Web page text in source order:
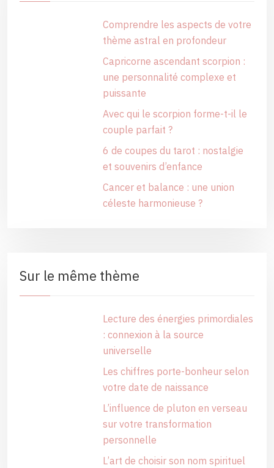
Comprendre les aspects de votre
thème astral en profondeur
Capricorne ascendant scorpion :
une personnalité complexe et
puissante
Avec qui le scorpion forme-t-il le
couple parfait ?
6 de coupes du tarot : nostalgie
et souvenirs d’enfance
Cancer et balance : une union
céleste harmonieuse ?
Sur le même thème
Lecture des énergies primordiales
: connexion à la source
universelle
Les chiffres porte-bonheur selon
votre date de naissance
L’influence de pluton en verseau
sur votre transformation
personnelle
L’art de choisir son nom spirituel